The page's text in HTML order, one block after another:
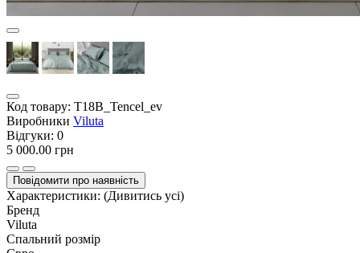
Код товару: T18B_Tencel_ev
Виробники Viluta
Відгуки: 0
5 000.00 грн
Повідомити про наявність
Характеристики: (Дивитись усі)
Бренд
Viluta
Спальний розмір